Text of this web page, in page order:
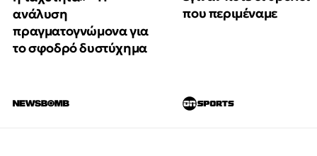
ανάλυση
πραγματογνώμονα για
το σφοδρό δυστύχημα
που περιμέναμε